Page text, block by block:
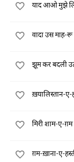
याद आओ मुझे
वादा उस
झूम कर बदली
ख़यालिस्तान-
मिरी शाम-ए-
ग़म-ख़ाना-ए-